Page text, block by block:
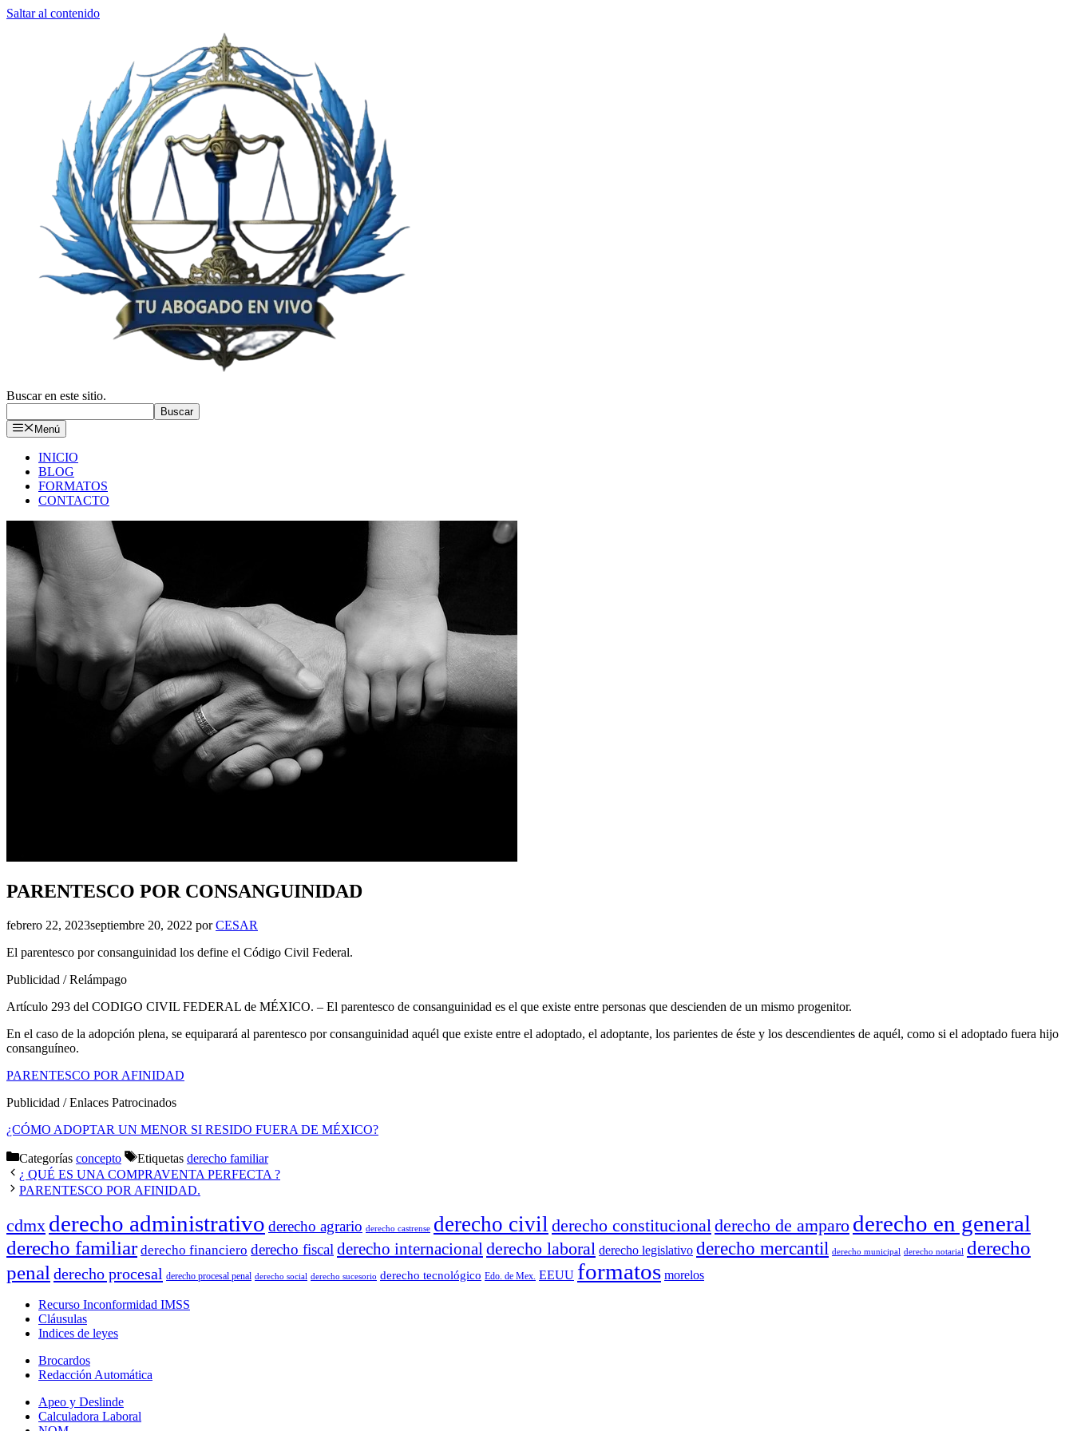
Saltar al contenido
Buscar en este sitio.
Buscar
Menú
INICIO
BLOG
FORMATOS
CONTACTO
PARENTESCO POR CONSANGUINIDAD
febrero 22, 2023septiembre 20, 2022 porCESAR
El parentesco por consanguinidad los define el Código Civil Federal.
Publicidad / Relámpago
Artículo 293 del CODIGO CIVIL FEDERAL de MÉXICO. – El parentesco de consanguinidad es el que existe entre personas que descienden de un mismo progenitor.
En el caso de la adopción plena, se equiparará al parentesco por consanguinidad aquél que existe entre el adoptado, el adoptante, los parientes de éste y los descendientes de aquél, como si el adoptado fuera hijo
consanguíneo.
PARENTESCO POR AFINIDAD
Publicidad / Enlaces Patrocinados
¿CÓMO ADOPTAR UN MENOR SI RESIDO FUERA DE MÉXICO?
Categorías concepto Etiquetas derecho familiar
¿ QUÉ ES UNA COMPRAVENTA PERFECTA ?
PARENTESCO POR AFINIDAD.
cdmx derecho administrativo derecho agrario derecho castrense derecho civil derecho constitucionalderecho de amparo derecho en general
derecho familiar derecho financiero derecho fiscal derecho internacionalderecho laboral derecho legislativo derecho mercantil derecho municipal derecho notarial
derecho
penal derecho procesal derecho procesal penal derecho social derecho sucesorio derecho tecnológico Edo. de Mex. EEUU formatos morelos
Recurso Inconformidad IMSS
Cláusulas
Indices de leyes
Brocardos
Redacción Automática
Apeo y Deslinde
Calculadora Laboral